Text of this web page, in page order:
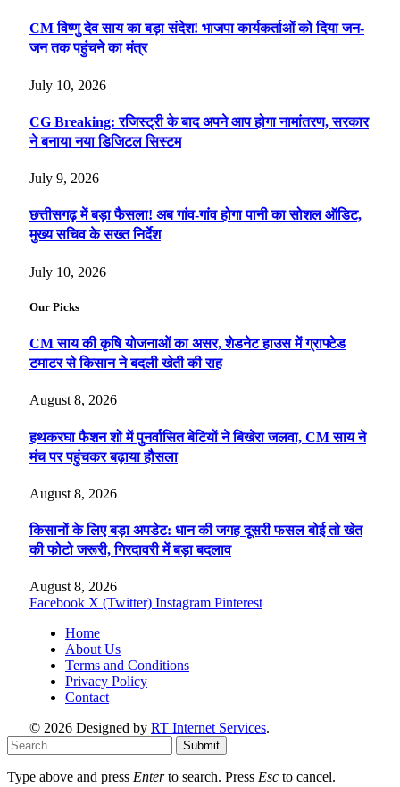
CM विष्णु देव साय का बड़ा संदेश! भाजपा कार्यकर्ताओं को दिया जन-
जन तक पहुंचने का मंत्र
July 10, 2026
CG Breaking: रजिस्ट्री के बाद अपने आप होगा नामांतरण, सरकार
ने बनाया नया डिजिटल सिस्टम
July 9, 2026
छत्तीसगढ़ में बड़ा फैसला! अब गांव-गांव होगा पानी का सोशल ऑडिट,
मुख्य सचिव के सख्त निर्देश
July 10, 2026
Our Picks
CM साय की कृषि योजनाओं का असर, शेडनेट हाउस में ग्राफ्टेड
टमाटर से किसान ने बदली खेती की राह
August 8, 2026
हथकरघा फैशन शो में पुनर्वासित बेटियों ने बिखेरा जलवा, CM साय ने
मंच पर पहुंचकर बढ़ाया हौसला
August 8, 2026
किसानों के लिए बड़ा अपडेट: धान की जगह दूसरी फसल बोई तो खेत
की फोटो जरूरी, गिरदावरी में बड़ा बदलाव
August 8, 2026
Facebook X (Twitter) Instagram Pinterest
Home
About Us
Terms and Conditions
Privacy Policy
Contact
© 2026 Designed by RT Internet Services.
Submit
Type above and press Enterto search. Press Esc to cancel.